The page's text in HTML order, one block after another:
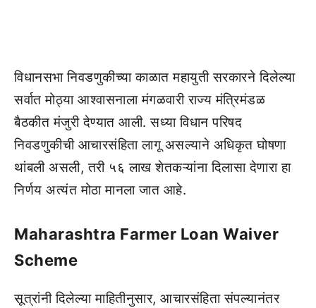
विधानसभा निवडणुकीच्या काळात महायुती सरकारने दिलेल्या
सर्वात मोठ्या आश्वासनाला मंगळवारी राज्य मंत्रिमंडळ
बैठकीत मंजुरी देण्यात आली. सध्या विधान परिषद
निवडणुकीची आचारसंहिता लागू असल्याने अधिकृत घोषणा
थांबली असली, तरी ५६ लाख शेतकऱ्यांना दिलासा देणारा हा
निर्णय अत्यंत मोठा मानला जात आहे.
Maharashtra Farmer Loan Waiver
Scheme
सूत्रांनी दिलेल्या माहितीनुसार, आचारसंहिता संपल्यानंतर